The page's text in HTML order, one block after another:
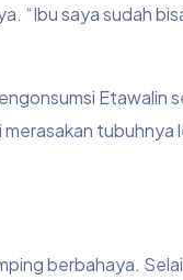
“Ibu saya sudah
Etawalin
tubuhnya
berbahaya.